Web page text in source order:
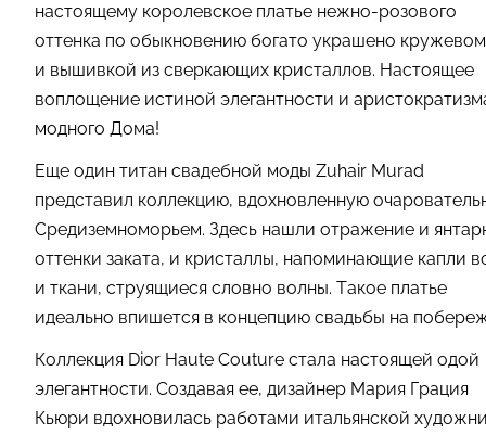
настоящему королевское платье нежно-розового
оттенка по обыкновению богато украшено кружевом
и вышивкой из сверкающих кристаллов. Настоящее
воплощение истиной элегантности и
модного Дома!
Еще один титан свадебной моды Zuhair Murad
представил коллекцию, вдохновленную
Средиземноморьем. Здесь нашли отражение и
оттенки заката, и кристаллы, напоминающие капли
и ткани, струящиеся словно волны. Такое платье
идеально впишется в концепцию свадьбы на
Коллекция Dior Haute Couture стала настоящей одой
элегантности. Создавая ее, дизайнер Мария Грация
Кьюри вдохновилась работами итальянской